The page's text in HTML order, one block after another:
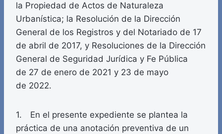
la Propiedad de Actos de Naturaleza
Urbanística; la Resolución de la Dirección
General de los Registros y del Notariado de 17
de abril de 2017, y Resoluciones de la Dirección
General de Seguridad Jurídica y Fe Pública
de 27 de enero de 2021 y 23 de mayo
de 2022.
1. En el presente expediente se plantea la
práctica de una anotación preventiva de un